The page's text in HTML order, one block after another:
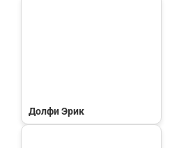
Долфи Эрик